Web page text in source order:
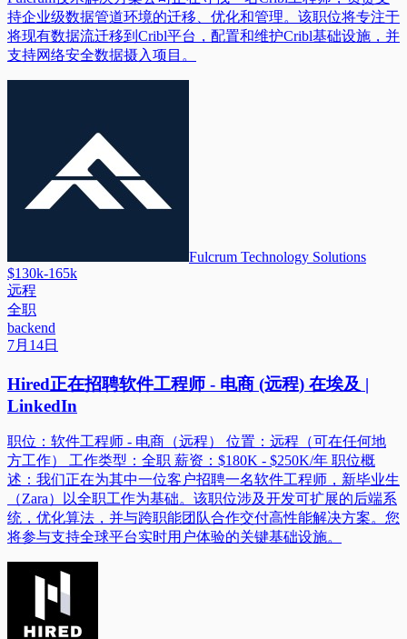
持企业级数据管道环境的迁移、优化和管理。该职位将专注于
将现有数据流迁移到Cribl平台，配置和维护Cribl基础设施，并
支持网络安全数据摄入项目。
Fulcrum Technology Solutions
$130k-165k
远程
全职
backend
7月14日
Hired正在招聘软件工程师 - 电商 (远程) 在埃及 |
LinkedIn
职位：软件工程师 - 电商（远程） 位置：远程（可在任何地
方工作） 工作类型：全职 薪资：$180K - $250K/年 职位概
述：我们正在为其中一位客户招聘一名软件工程师，新毕业生
（Zara）以全职工作为基础。该职位涉及开发可扩展的后端系
统，优化算法，并与跨职能团队合作交付高性能解决方案。您
将参与支持全球平台实时用户体验的关键基础设施。